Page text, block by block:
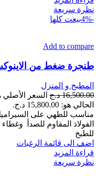
نظرة سريعة
-4%
بيعت كلها
Add to compare
طنجرة ضغط من
المطبخ و المنزل
16,500.00 د.ج السعر الأصلي هو:
الحالي هو: 15,800.00 د.ج.
مناسب للطهي على
للطبخ
اضف الى قائمة الرغبات
قراءة المزيد
نظرة سريعة